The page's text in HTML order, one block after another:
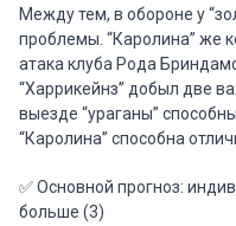
Между тем, в обороне у
проблемы. “Каролина” же
атака клуба Рода
“Харрикейнз” добыл две
выезде “ураганы”
“Каролина” способна
✅ Основной прогноз:
больше (3)